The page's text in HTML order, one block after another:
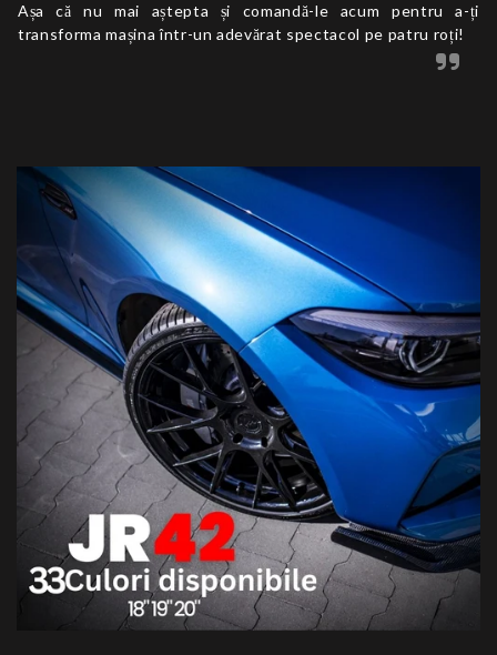
Așa că nu mai aștepta și comandă-le acum pentru a-ți
transforma mașina într-un adevărat spectacol pe patru roți!